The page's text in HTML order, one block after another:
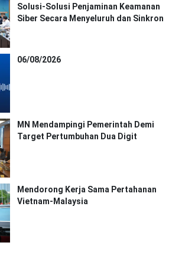
Solusi-Solusi Penjaminan Keamanan
Siber Secara Menyeluruh dan Sinkron
06/08/2026
MN Mendampingi Pemerintah Demi
Target Pertumbuhan Dua Digit
Mendorong Kerja Sama Pertahanan
Vietnam-Malaysia